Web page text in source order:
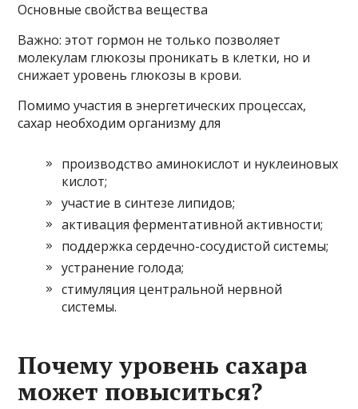
Основные свойства вещества
Важно: этот гормон не только позволяет
молекулам глюкозы проникать в клетки, но и
снижает уровень глюкозы в крови.
Помимо участия в энергетических процессах,
сахар необходим организму для
производство аминокислот и нуклеиновых
кислот;
участие в синтезе липидов;
активация ферментативной активности;
поддержка сердечно-сосудистой системы;
устранение голода;
стимуляция центральной нервной
системы.
Почему уровень сахара
может повыситься?